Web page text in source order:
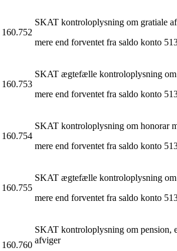
160.752
SKAT kontroloplysning om gratiale
mere end forventet fra saldo konto
160.753
SKAT ægtefælle kontroloplysning
mere end forventet fra saldo konto
160.754
SKAT kontroloplysning om honorar
mere end forventet fra saldo konto
160.755
SKAT ægtefælle kontroloplysning
mere end forventet fra saldo konto
160.760
SKAT kontroloplysning om pension,
afviger